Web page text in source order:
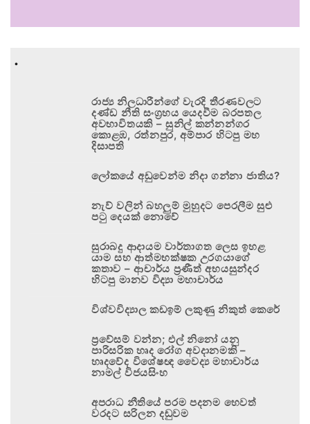
.
රාජ්‍ය නිලධාරීන්ගේ වැරදි තීරණවලට
දණ්ඩ නීති සංග්‍රහය යෙදවීම බරපතල
අවභාවිතයකි – සුනිල් කන්නන්ගර
කොළඹ, රත්නපුර, අම්පාර හිටපු මහ
දිසාපති
ලෝකයේ අඩුවෙන්ම නිදා ගන්නා ජාතිය?
නැව් වලින් බහලුම් මුහුදට පෙරලීම සුළු
පටු දෙයක් නොවේ
සුරාබදු ආදායම වාර්තාගත ලෙස ඉහළ
යාම සහ ආත්මභක්ෂක උරගයාගේ
කතාව – ආචාර්ය ප්‍රණීත් අභයසුන්දර
හිටපු මානව විද්‍යා මහාචාර්ය
විශ්වවිද්‍යාල කඩඉම් ලකුණු නිකුත් කෙරේ
ප්‍රවේසම් වන්න; එල් නිනෝ යනු
පාරිසරික හෘද රෝග අවදානමකි –
හෘදවේද විශේෂඥ වෛද්‍ය මහාචාර්ය
නාමල් විජයසිංහ
අපරාධ නීතියේ පරම පදනම හෙවත්
වරදට සරිලන දඬුවම